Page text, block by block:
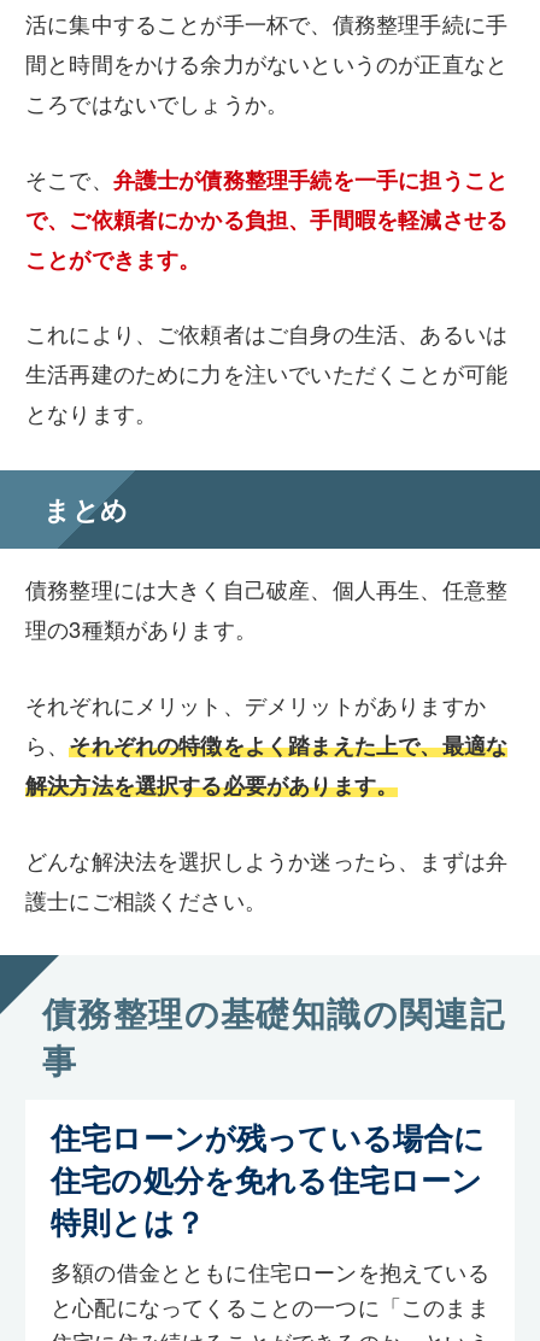
活に集中することが手一杯で、債務整理手続に手
間と時間をかける余力がないというのが正直なと
ころではないでしょうか。
そこで、 弁護士が債務整理手続を一手に担うこと
で、ご依頼者にかかる負担、手間暇を軽減させる
ことができます。
これにより、ご依頼者はご自身の生活、あるいは
生活再建のために力を注いでいただくことが可能
となります。
まとめ
債務整理には大きく自己破産、個人再生、任意整
理の3種類があります。
それぞれにメリット、デメリットがありますか
ら、それぞれの特徴をよく踏まえた上で、最適な
解決方法を選択する必要があります。
どんな解決法を選択しようか迷ったら、まずは弁
護士にご相談ください。
債務整理の基礎知識の関連記
事
住宅ローンが残っている場合に
住宅の処分を免れる住宅ローン
特則とは？
多額の借金とともに住宅ローンを抱えている
と心配になってくることの一つに「このまま